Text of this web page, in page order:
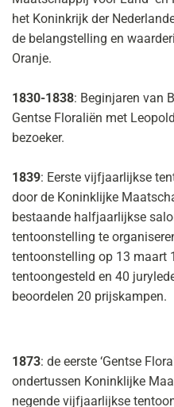
het Koninkrijk der
de belangstelling en
Oranje.
1830-1838: Beginjaren van
Gentse Floraliën met
bezoeker.
1839: Eerste vijfjaarlijkse
door de Koninklijke
bestaande halfjaarlijkse
tentoonstelling te
tentoonstelling op 13 maart
tentoongesteld en 40
beoordelen 20 prijskampen.
1873: de eerste ‘Gentse
ondertussen Koninklijke
negende vijfjaarlijkse